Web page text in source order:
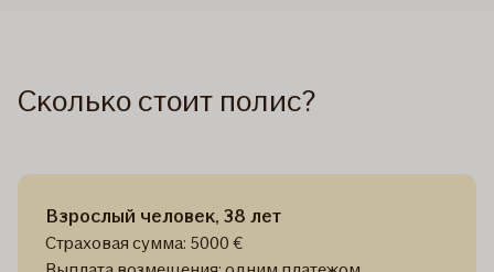
Сколько стоит полис?
Взрослый человек, 38 лет
Страховая сумма: 5000 €